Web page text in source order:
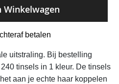
Winkelwagen
betalen
uitstraling. Bij bestelling
tinsels in 1 kleur. De tinsels
aan je echte haar koppelen